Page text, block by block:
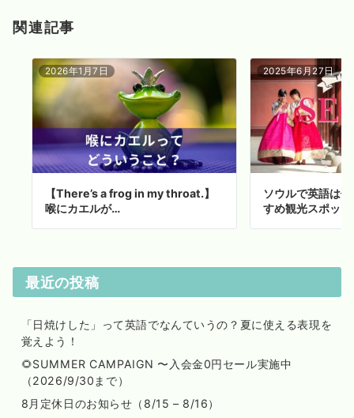
関連記事
2026年1月7日
【There’s a frog in my throat.】
喉にカエルが…
2025年6月27日
ソウルで英語は
すめ観光スポット
最近の投稿
「日焼けした」って英語でなんていうの？夏に使える表現を
覚えよう！
🌻SUMMER CAMPAIGN 〜入会金0円セール実施中
（2026/9/30まで）
8月定休日のお知らせ（8/15 – 8/16）